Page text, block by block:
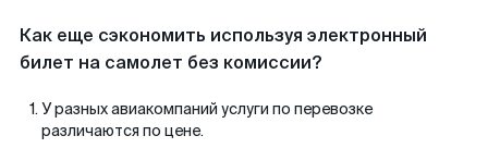
Как еще сэкономить используя электронный
билет на самолет без комиссии?
У разных авиакомпаний услуги по перевозке
различаются по цене.